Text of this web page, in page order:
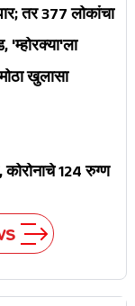
तर 377 लोकांचा
'म्होरक्या'ला
खुलासा
कोरोनाचे 124 रुग्ण